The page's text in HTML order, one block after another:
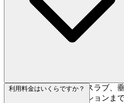
Rocher Makishimaでは、スラブ
して180度のルーフセクションま
利用料金はいくらですか？